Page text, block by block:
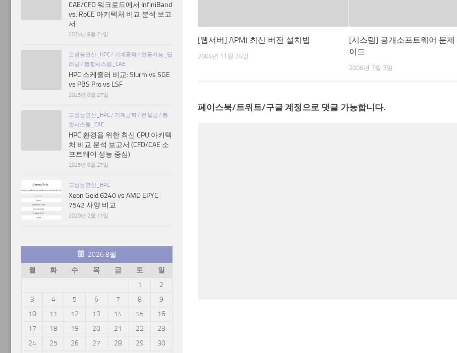
[웹서버] APMJ 최신 버전 설치법
2004년 11월 24일
[시스템] 공개소프트웨어 문제
이드
2006년 7월 3일
페이스북/트위트/구글 계정으로 댓글 가능합니다.
CAE/CFD 워크로드에서 InfiniBand
vs. RoCE 아키텍처 비교 분석 보고
서
2025년 8월 27일
고성능연산_HPC/ 기계공학/ 인공지능_딥
러닝 / 통합시스템_CAE
HPC 스케줄러 비교: Slurm vs SGE
vs PBS Pro vs LSF
2025년 8월 27일
고성능연산_HPC/ 기계공학/ 컨설팅 / 통
합시스템_CAE
HPC 환경을 위한 최신 CPU 아키텍
처 비교 분석 보고서 (CFD/CAE 소
프트웨어 성능 중심)
2025년 8월 27일
고성능연산_HPC
Xeon Gold 6240 vs AMD EPYC
7542 사양 비교
2020년 2월 11일
2026 8월
월
화 수 목 금 토
일
1
2
3
4 5 6 7 8
9
10
11 12 13 14 15
16
17
18 19 20 21 22
23
24
25 26 27 28 29 30